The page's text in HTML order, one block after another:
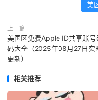
美
上一篇
美国区免费Apple ID共享账号
码大全（2025年08月27日实
更新）
相关推荐